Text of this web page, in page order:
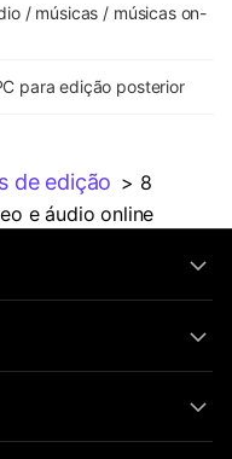
/ músicas / músicas on-
para edição posterior
de edição > 8
e áudio online